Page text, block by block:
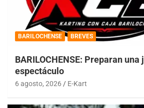
BARILOCHENSE BREVES
BARILOCHENSE: Preparan
espectáculo
6 agosto, 2026 E-Kart